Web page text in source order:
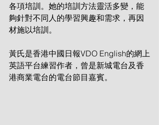
各項培訓。她的培訓方法靈活多變，能
夠針對不同人的學習興趣和需求，再因
材施以培訓。
黃氏是香港中國日報VDO English的網上
英語平台練習作者，曾是新城電台及香
港商業電台的電台節目嘉賓。